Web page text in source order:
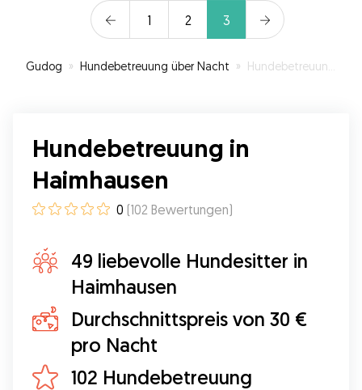
1 2 3
Gudog » Hundebetreuung über Nacht » Hundebetreuung in Haimhausen
Hundebetreuung in
Haimhausen
0 (102 Bewertungen)
49 liebevolle Hundesitter in
Haimhausen
Durchschnittspreis von 30 €
pro Nacht
102 Hundebetreuung